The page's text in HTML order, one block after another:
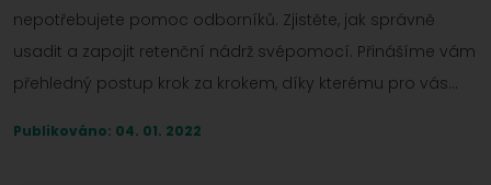
nepotřebujete pomoc odborníků. Zjistěte, jak správně
usadit a zapojit retenční nádrž svépomocí. Přinášíme vám
přehledný postup krok za krokem, díky kterému pro vás
Publikováno: 04. 01. 2022